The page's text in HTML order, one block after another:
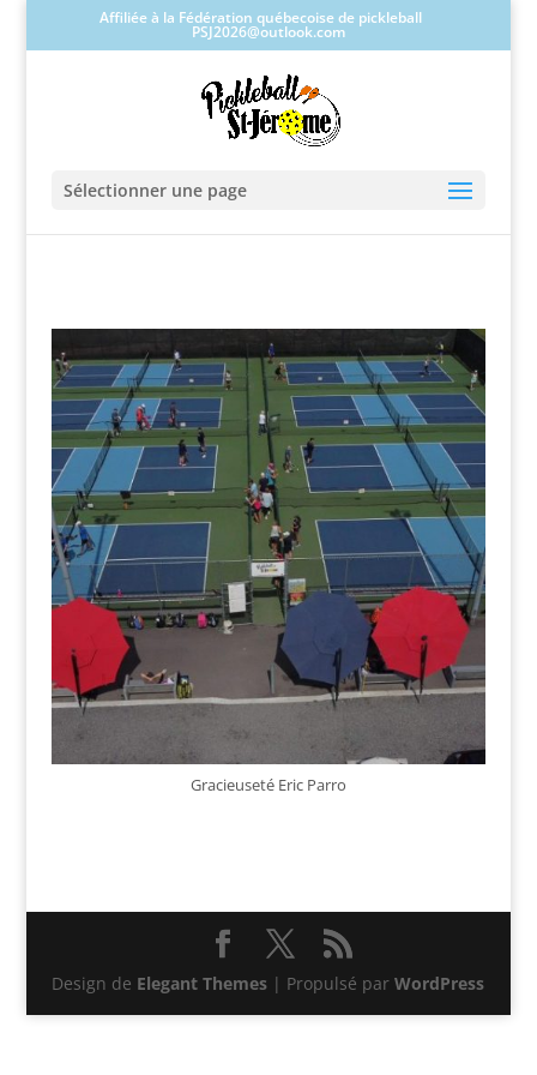
Affiliée à la Fédération québecoise de pickleball
PSJ2026@outlook.com
Sélectionner une page
Gracieuseté Eric Parro
Design de Elegant Themes | Propulsé parWordPress